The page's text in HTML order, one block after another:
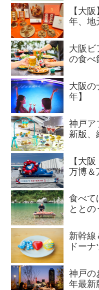
【大
年、地
大阪ビ
の食べ
大阪
年】
神戸ア
新版
【大
万博＆
食べて
とと
新幹線
ドー
神戸の
年最新